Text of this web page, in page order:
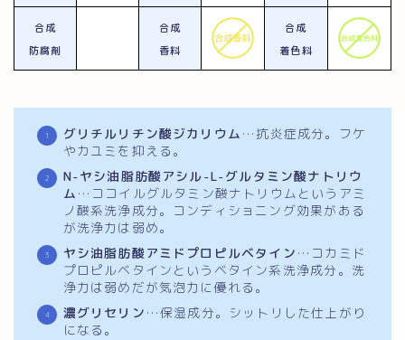
合成
防腐剤
合成
香料
合成
着色料
グリチルリチン酸ジカリウム …抗炎症成分。フケ
やカユミを抑える。
N-ヤシ油脂肪酸アシル-L-グルタミン酸ナトリウ
ム …ココイルグルタミン酸ナトリウムというアミ
ノ酸系洗浄成分。コンディショニング効果がある
が洗浄力は弱め。
ヤシ油脂肪酸アミドプロピルベタイン …コカミド
プロピルベタインというベタイン系洗浄成分。洗
浄力は弱めだが気泡力に優れる。
濃グリセリン …保湿成分。シットリした仕上がり
になる。